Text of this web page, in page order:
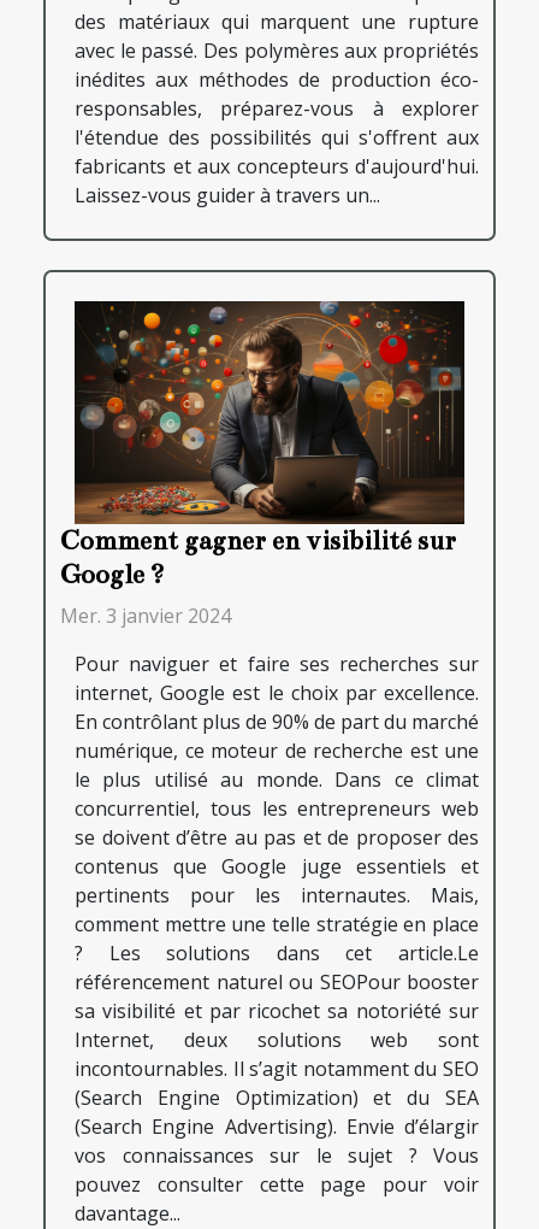
des matériaux qui marquent une rupture
avec le passé. Des polymères aux propriétés
inédites aux méthodes de production éco-
responsables, préparez-vous à explorer
l'étendue des possibilités qui s'offrent aux
fabricants et aux concepteurs d'aujourd'hui.
Laissez-vous guider à travers un...
Comment gagner en visibilité sur
Google ?
Mer. 3 janvier 2024
Pour naviguer et faire ses recherches sur
internet, Google est le choix par excellence.
En contrôlant plus de 90% de part du marché
numérique, ce moteur de recherche est une
le plus utilisé au monde. Dans ce climat
concurrentiel, tous les entrepreneurs web
se doivent d’être au pas et de proposer des
contenus que Google juge essentiels et
pertinents pour les internautes. Mais,
comment mettre une telle stratégie en place
? Les solutions dans cet article.Le
référencement naturel ou SEOPour booster
sa visibilité et par ricochet sa notoriété sur
Internet, deux solutions web sont
incontournables. Il s’agit notamment du SEO
(Search Engine Optimization) et du SEA
(Search Engine Advertising). Envie d’élargir
vos connaissances sur le sujet ? Vous
pouvez consulter cette page pour voir
davantage...